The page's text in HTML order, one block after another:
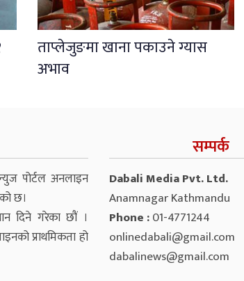
ताप्लेजुङमा खाना पकाउने ग्यास
अभाव
न्युज पोर्टल अनलाइन
छ।
दिने गरेका छौं ।
प्राथमिकता हो
सम्पर्क
Dabali Media Pvt. Ltd.
Anamnagar Kathmandu
Phone :01-4771244
onlinedabali@gmail.com
dabalinews@gmail.com